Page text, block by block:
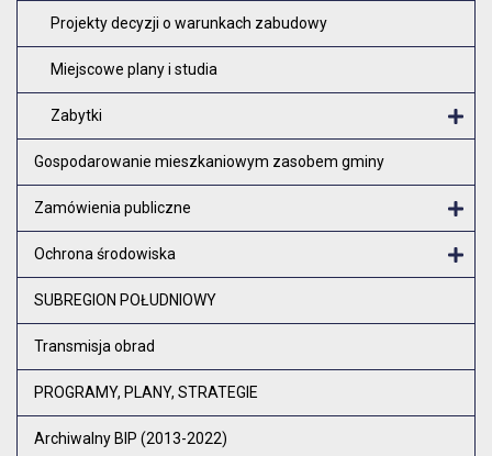
Projekty decyzji o warunkach zabudowy
Miejscowe plany i studia
Zabytki
Gospodarowanie mieszkaniowym zasobem gminy
Zamówienia publiczne
Ochrona środowiska
SUBREGION POŁUDNIOWY
Transmisja obrad
PROGRAMY, PLANY, STRATEGIE
Archiwalny BIP (2013-2022)